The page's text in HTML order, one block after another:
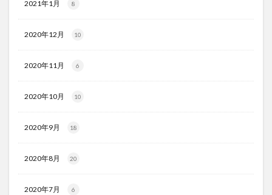
2021年1月 8
2020年12月 10
2020年11月 6
2020年10月 10
2020年9月 18
2020年8月 20
2020年7月 6